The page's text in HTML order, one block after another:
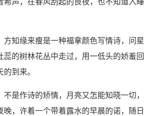
方知缘来瘦是一种福拿颜色写情诗，问星
蕊的树林花丛中走过，用一低头的娇羞回
到来。
是作诗的矫情，月亮又怎能知晓一切，
晚，许着一个带着露水的早晨的诺，随日